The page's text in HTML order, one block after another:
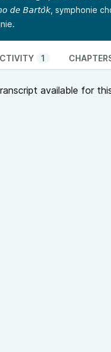
𝘥𝘦 𝘉𝘢𝘳𝘵𝘰̀𝘬, symphonie
1
available for